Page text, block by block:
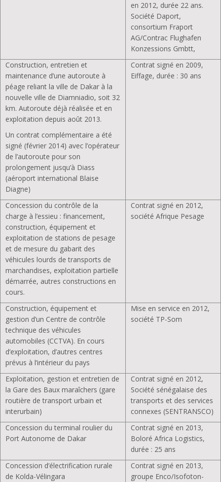
en 2012, durée 22 ans.
Société Daport,
consortium Fraport
AG/Contrac Flughafen
Konzessions Gmbtt,
Construction, entretien et
maintenance d’une autoroute à
péage reliant la ville de Dakar à la
nouvelle ville de Diamniadio, soit 32
km. Autoroute déjà réalisée et en
exploitation depuis août 2013.
Un contrat complémentaire a été
signé (février 2014) avec l’opérateur
de l’autoroute pour son
prolongement jusqu’à Diass
(aéroport international Blaise
Diagne)
Contrat signé en 2009,
Eiffage, durée : 30 ans
Concession du contrôle de la
charge à l’essieu : financement,
construction, équipement et
exploitation de stations de pesage
et de mesure du gabarit des
véhicules lourds de transports de
marchandises, exploitation partielle
démarrée, autres constructions en
cours.
Contrat signé en 2012,
société Afrique Pesage
Construction, équipement et
gestion d’un Centre de contrôle
technique des véhicules
automobiles (CCTVA). En cours
d’exploitation, d’autres centres
prévus à l’intérieur du pays
Mise en service en 2012,
société TP-Som
Exploitation, gestion et entretien de
la Gare des Baux maraîchers (gare
routière de transport urbain et
interurbain)
Contrat signé en 2012,
Société sénégalaise des
transports et des services
connexes (SENTRANSCO)
Concession du terminal roulier du
Port Autonome de Dakar
Contrat signé en 2013,
Boloré Africa Logistics,
durée : 25 ans
Concession d’électrification rurale
de Kolda-Vélingara
Contrat signé en 2013,
groupe Enco/Isofoton-